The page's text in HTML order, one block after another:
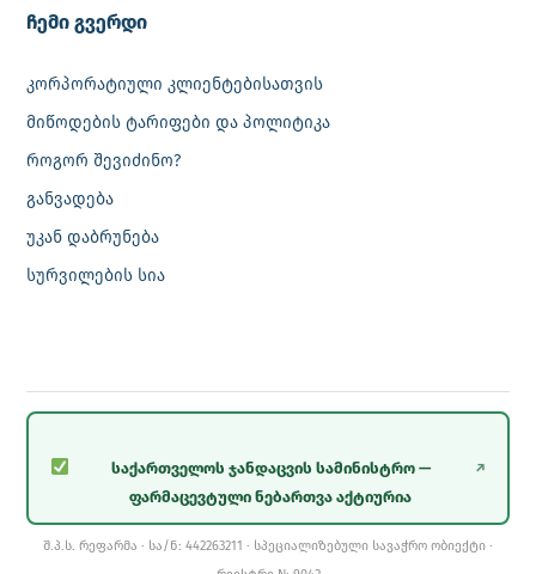
‎ჩემი გვერდი
კორპორატიული კლიენტებისათვის
მიწოდების ტარიფები და პოლიტიკა
როგორ შევიძინო?
განვადება
უკან დაბრუნება
სურვილების სია
საქართველოს ჯანდაცვის სამინისტრო —
ფარმაცევტული ნებართვა აქტიურია
↗
შ.პ.ს. რეფარმა · სა/ნ: 442263211 · სპეციალიზებული სავაჭრო ობიექტი ·